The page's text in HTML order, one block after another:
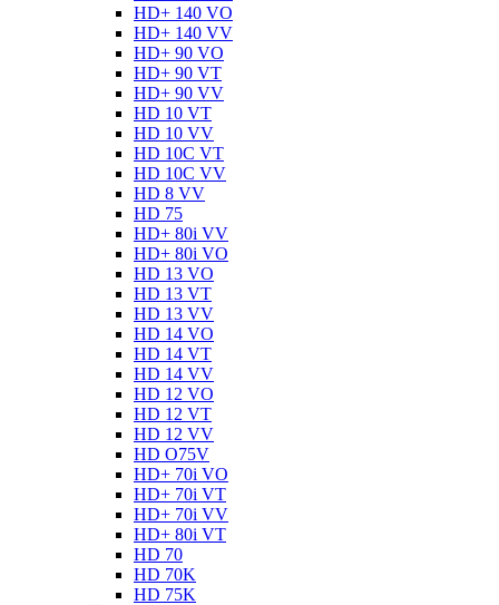
HD+ 140 VO
HD+ 140 VV
HD+ 90 VO
HD+ 90 VT
HD+ 90 VV
HD 10 VT
HD 10 VV
HD 10C VT
HD 10C VV
HD 8 VV
HD 75
HD+ 80i VV
HD+ 80i VO
HD 13 VO
HD 13 VT
HD 13 VV
HD 14 VO
HD 14 VT
HD 14 VV
HD 12 VO
HD 12 VT
HD 12 VV
HD O75V
HD+ 70i VO
HD+ 70i VT
HD+ 70i VV
HD+ 80i VT
HD 70
HD 70K
HD 75K